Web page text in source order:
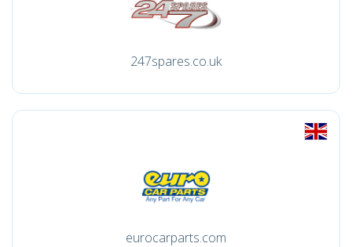
247spares.co.uk
eurocarparts.com